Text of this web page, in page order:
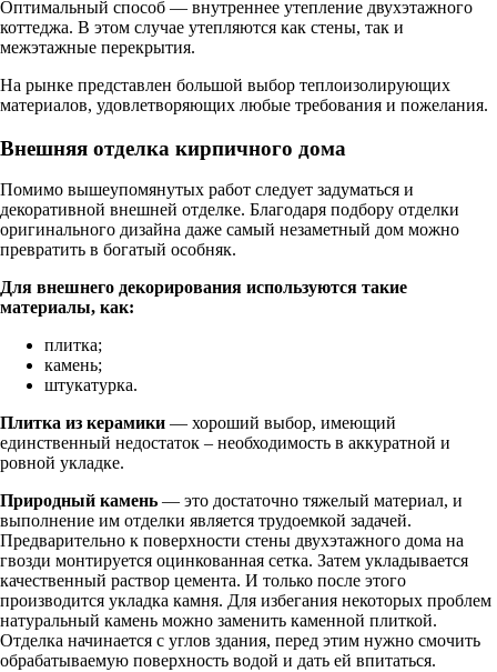
Оптимальный способ — внутреннее утепление двухэтажного
коттеджа. В этом случае утепляются как стены, так и
межэтажные перекрытия.
На рынке представлен большой выбор теплоизолирующих
материалов, удовлетворяющих любые требования и пожелания.
Внешняя отделка кирпичного дома
Помимо вышеупомянутых работ следует задуматься и
декоративной внешней отделке. Благодаря подбору отделки
оригинального дизайна даже самый незаметный дом можно
превратить в богатый особняк.
Для внешнего декорирования используются такие
материалы, как:
плитка;
камень;
штукатурка.
Плитка из керамики — хороший выбор, имеющий
единственный недостаток – необходимость в аккуратной и
ровной укладке.
Природный камень — это достаточно тяжелый материал, и
выполнение им отделки является трудоемкой задачей.
Предварительно к поверхности стены двухэтажного дома на
гвозди монтируется оцинкованная сетка. Затем укладывается
качественный раствор цемента. И только после этого
производится укладка камня. Для избегания некоторых проблем
натуральный камень можно заменить каменной плиткой.
Отделка начинается с углов здания, перед этим нужно смочить
обрабатываемую поверхность водой и дать ей впитаться.